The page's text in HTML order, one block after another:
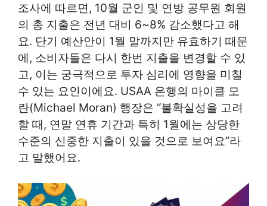
조사에 따르면, 10월 군인 및 연방 공무원 회원
의 총 지출은 전년 대비 6~8% 감소했다고 해
요. 단기 예산안이 1월 말까지만 유효하기 때문
에, 소비자들은 다시 한번 지출을 변경할 수 있
고, 이는 궁극적으로 투자 심리에 영향을 미칠
수 있는 요인이에요. USAA 은행의 마이클 모
란(Michael Moran) 행장은 “불확실성을 고려
할 때, 연말 연휴 기간과 특히 1월에는 상당한
수준의 신중한 지출이 있을 것으로 보여요”라
고 말했어요.